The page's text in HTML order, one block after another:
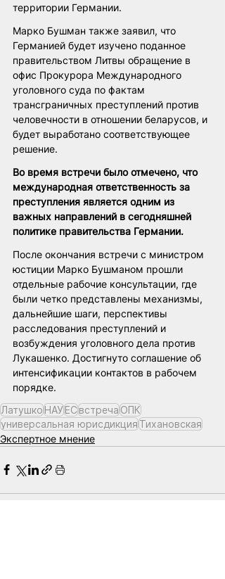
территории Германии.
Марко Бушман также заявил, что
Германией будет изучено поданное
правительством Литвы обращение в
офис Прокурора Международного
уголовного суда по фактам
трансграничных преступлений против
человечности в отношении беларусов, и
будет выработано соответствующее
решение.
Во время встречи было отмечено, что
международная ответственность за
преступления является одним из
важных направлений в сегодняшней
политике правительства Германии.
После окончания встречи с министром
юстиции Марко Бушманом прошли
отдельные рабочие консультации, где
были четко представлены механизмы,
дальнейшие шаги, перспективы
расследования преступлений и
возбуждения уголовного дела против
Лукашенко. Достигнуто соглашение об
интенсификации контактов в рабочем
порядке.
ЛатушкоНАУЕСвстречаОПК
универсальная юрисдикцияТихановская
Экспертное мнение